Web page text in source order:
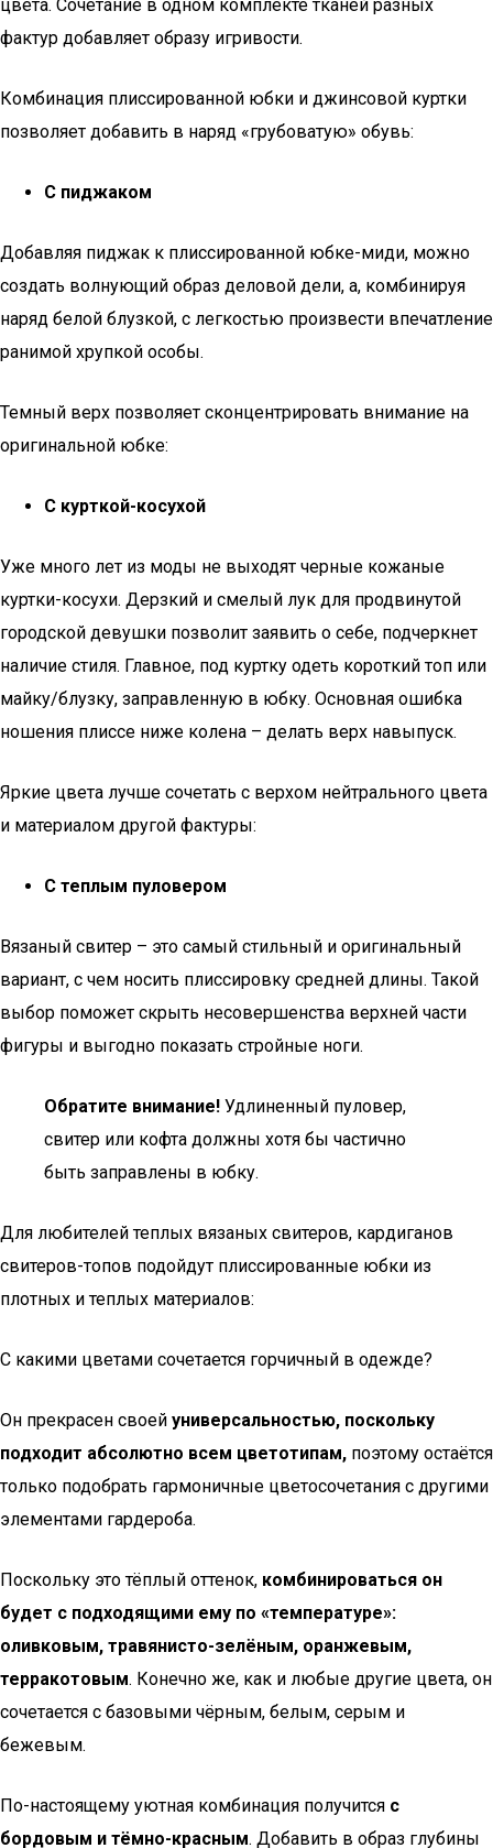
цвета. Сочетание в одном комплекте тканей разных
фактур добавляет образу игривости.
Комбинация плиссированной юбки и джинсовой куртки
позволяет добавить в наряд «грубоватую» обувь:
С пиджаком
Добавляя пиджак к плиссированной юбке-миди, можно
создать волнующий образ деловой дели, а, комбинируя
наряд белой блузкой, с легкостью произвести впечатление
ранимой хрупкой особы.
Темный верх позволяет сконцентрировать внимание на
оригинальной юбке:
С курткой-косухой
Уже много лет из моды не выходят черные кожаные
куртки-косухи. Дерзкий и смелый лук для продвинутой
городской девушки позволит заявить о себе, подчеркнет
наличие стиля. Главное, под куртку одеть короткий топ или
майку/блузку, заправленную в юбку. Основная ошибка
ношения плиссе ниже колена – делать верх навыпуск.
Яркие цвета лучше сочетать с верхом нейтрального цвета
и материалом другой фактуры:
С теплым пуловером
Вязаный свитер – это самый стильный и оригинальный
вариант, с чем носить плиссировку средней длины. Такой
выбор поможет скрыть несовершенства верхней части
фигуры и выгодно показать стройные ноги.
Обратите внимание! Удлиненный пуловер,
свитер или кофта должны хотя бы частично
быть заправлены в юбку.
Для любителей теплых вязаных свитеров, кардиганов
свитеров-топов подойдут плиссированные юбки из
плотных и теплых материалов:
С какими цветами сочетается горчичный в одежде?
Он прекрасен своей универсальностью, поскольку
подходит абсолютно всем цветотипам, поэтому остаётся
только подобрать гармоничные цветосочетания с другими
элементами гардероба.
Поскольку это тёплый оттенок, комбинироваться он
будет с подходящими ему по «температуре»:
оливковым, травянисто-зелёным, оранжевым,
терракотовым. Конечно же, как и любые другие цвета, он
сочетается с базовыми чёрным, белым, серым и
бежевым.
По-настоящему уютная комбинация получится с
бордовым и тёмно-красным. Добавить в образ глубины